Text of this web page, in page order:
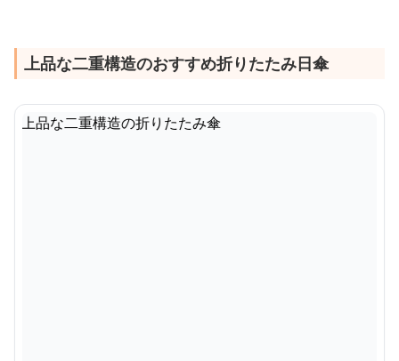
上品な二重構造のおすすめ折りたたみ日傘